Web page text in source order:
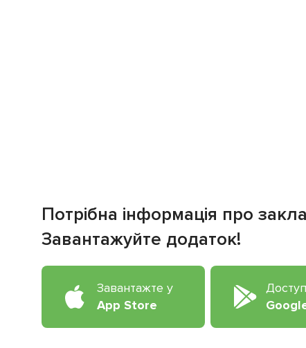
Потрібна інформація про
Завантажуйте додаток!
Завантажте у
App Store